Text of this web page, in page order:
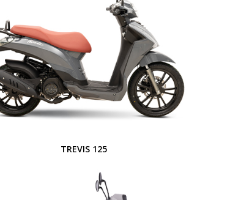
TREVIS 125